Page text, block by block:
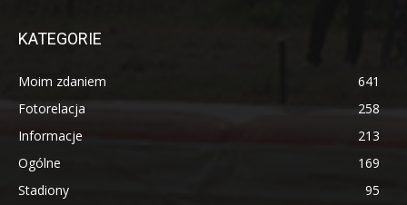
KATEGORIE
Moim zdaniem
641
Fotorelacja
258
Informacje
213
Ogólne
169
Stadiony
95